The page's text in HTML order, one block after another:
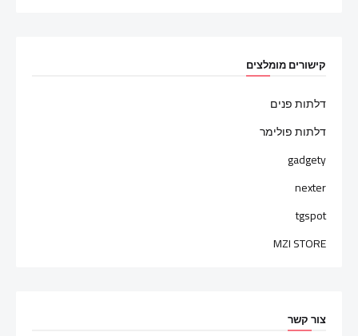
קישורים מומלצים
דלתות פנים
דלתות פולימר
gadgety
nexter
tgspot
MZI STORE
צור קשר